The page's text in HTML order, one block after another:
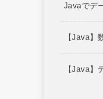
Javaでデ
【Java】
【Java】